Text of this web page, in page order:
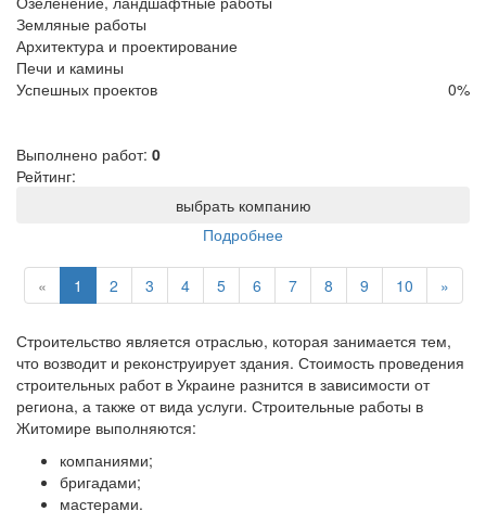
Земляные работы
Архитектура и проектирование
Печи и камины
Успешных проектов
0%
Выполнено работ: 0
Рейтинг:
выбрать компанию
Подробнее
« 1 2 3 4 5 6 7 8 9 10 »
Строительство является отраслью, которая занимается тем,
что возводит и реконструирует здания. Стоимость проведения
строительных работ в Украине разнится в зависимости от
региона, а также от вида услуги. Строительные работы в
Житомире выполняются:
компаниями;
бригадами;
мастерами.